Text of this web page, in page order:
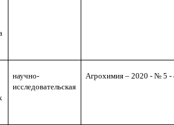
научно-
исследовательская
Агрохимия – 2020 - № 5 -